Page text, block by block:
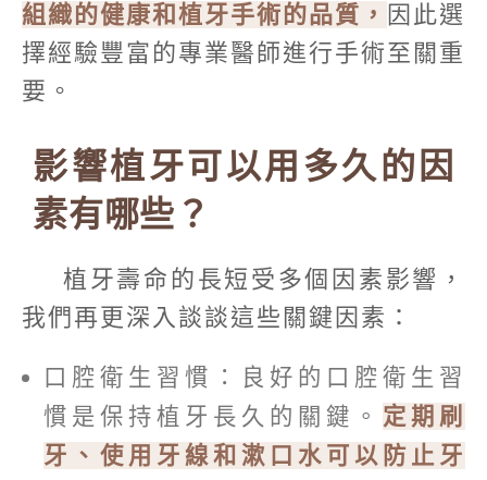
組織的健康和植牙手術的品質， 因此選
擇經驗豐富的專業醫師進行手術至關重
要。
影響植牙可以用多久的因
素有哪些？
植牙壽命的長短受多個因素影響，
我們再更深入談談這些關鍵因素：
口腔衛生習慣：良好的口腔衛生習
慣是保持植牙長久的關鍵。 定期刷
牙、使用牙線和漱口水可以防止牙